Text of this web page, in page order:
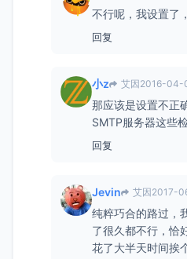
不行呢，我设置了
回复
小z 艾因2016-04-
那应该是设置不正
SMTP服务器这些检
回复
Jevin 艾因2017-
纯粹巧合的路过，
了很久都不行，恰
花了大半天时间挨